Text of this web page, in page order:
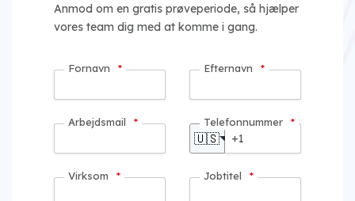
Anmod om en gratis prøveperiode, så hjælper
vores team dig med at komme i gang.
Fornavn * Efternavn *
Arbejdsmail * Telefonnummer *
🇺🇸
Virksom * Jobtitel *